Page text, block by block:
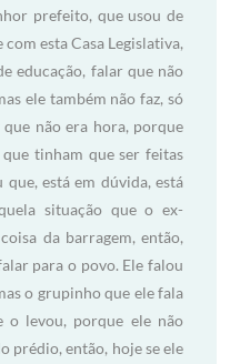
prefeito, que usou de
esta Casa Legislativa,
educação, falar que não
ele também não faz, só
não era hora, porque
tinham que ser feitas
está em dúvida, está
situação que o ex-
da barragem, então,
para o povo. Ele falou
o grupinho que ele fala
o levou, porque ele não
prédio, então, hoje se ele